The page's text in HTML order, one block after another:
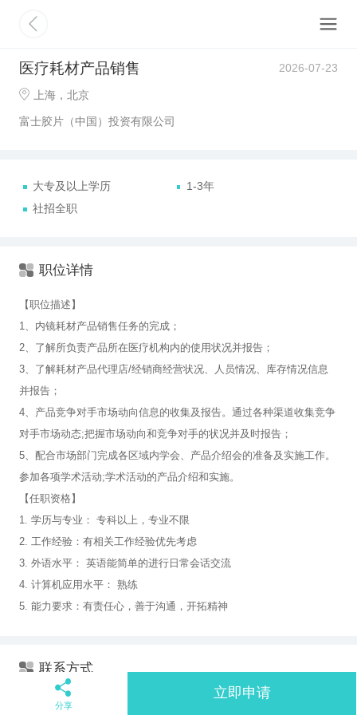
医疗耗材产品销售 2026-07-23
上海，北京
富士胶片（中国）投资有限公司
大专及以上学历
1-3年
社招全职
职位详情
【职位描述】
1、内镜耗材产品销售任务的完成；
2、了解所负责产品所在医疗机构内的使用状况并报告；
3、了解耗材产品代理店/经销商经营状况、人员情况、库存情况信息
并报告；
4、产品竞争对手市场动向信息的收集及报告。通过各种渠道收集竞争
对手市场动态;把握市场动向和竞争对手的状况并及时报告；
5、配合市场部门完成各区域内学会、产品介绍会的准备及实施工作。
参加各项学术活动;学术活动的产品介绍和实施。
【任职资格】
1. 学历与专业： 专科以上，专业不限
2. 工作经验：有相关工作经验优先考虑
3. 外语水平： 英语能简单的进行日常会话交流
4. 计算机应用水平： 熟练
5. 能力要求：有责任心，善于沟通，开拓精神
联系方式
联系人：
分享
立即申请